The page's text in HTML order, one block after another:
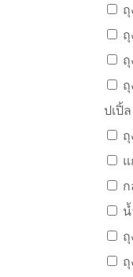
ถุ
ถุ
ถุ
ถุ
ปเปิ้ล
ถุ
ก
น้
ถุ
ถุ